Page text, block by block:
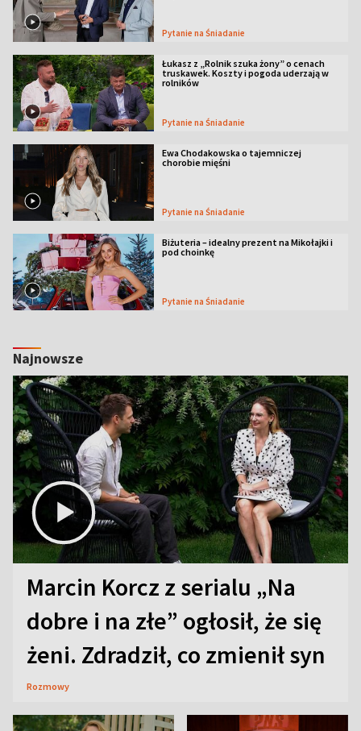
Pytanie na Śniadanie
Łukasz z „Rolnik szuka żony” o cenach
truskawek. Koszty i pogoda uderzają w
rolników
Pytanie na Śniadanie
Ewa Chodakowska o tajemniczej
chorobie mięśni
Pytanie na Śniadanie
Biżuteria – idealny prezent na Mikołajki i
pod choinkę
Pytanie na Śniadanie
Najnowsze
Marcin Korcz z serialu „Na
dobre i na złe” ogłosił, że się
żeni. Zdradził, co zmienił syn
Rozmowy